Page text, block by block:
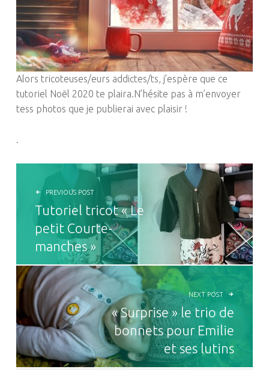
Alors tricoteuses/eurs addictes/ts, j’espère que ce
tutoriel Noël 2020 te plaira.N’hésite pas à m’envoyer
tess photos que je publierai avec plaisir !
NAVIGATION DE L’ARTICLE
PREVIOUS POST
Tutoriel tricot « Le
petit Courte-
manches »
NEXT POST
« Surprise » le trio de
bonnets pour Emilie
et ses lutins